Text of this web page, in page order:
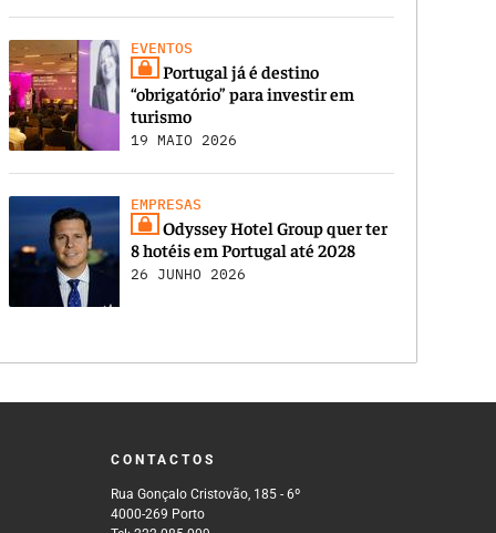
EVENTOS
Portugal já é destino
“obrigatório” para investir em
turismo
19 MAIO 2026
EMPRESAS
Odyssey Hotel Group quer ter
8 hotéis em Portugal até 2028
26 JUNHO 2026
CONTACTOS
Rua Gonçalo Cristovão, 185 - 6º
4000-269 Porto